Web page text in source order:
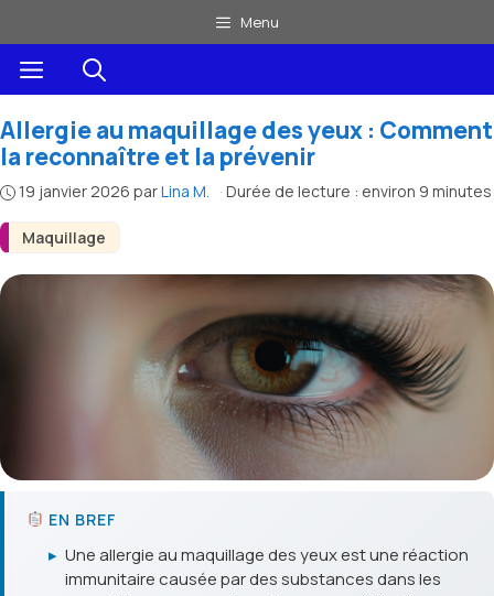
au
contenu
Menu
Menu
Maquillage
Allergie au maquillage des yeux : Comment
la reconnaître et la prévenir
19 janvier 2026 parLina M. · Durée de lecture : environ 9 minutes
EN BREF
▸ Une allergie au maquillage des yeux est une réaction
immunitaire causée par des substances dans les